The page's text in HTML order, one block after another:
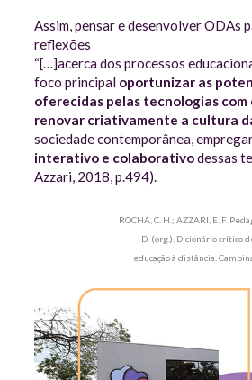
Assim, pensar e desenvolver ODAs
reflexões
“[…]acerca dos processos
foco principal oportunizar as
oferecidas pelas tecnologias com
renovar criativamente a cultura
sociedade contemporânea,
interativo e colaborativodessas
Azzari, 2018, p.494).
ROCHA, C. H.; AZZARI, E. F.
D. (org.). Dicionário crítico
educação à distância.